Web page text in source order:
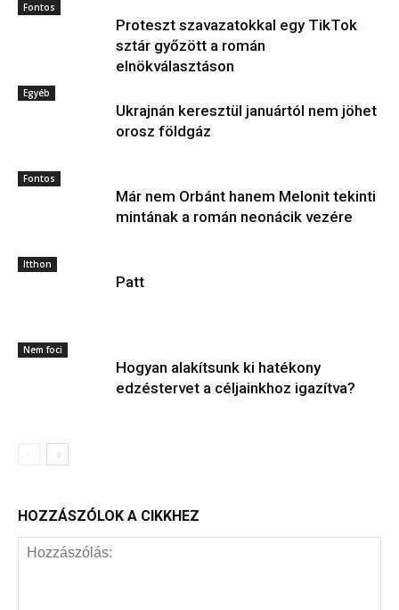
Fontos
Proteszt szavazatokkal egy TikTok
sztár győzött a román
elnökválasztáson
Egyéb
Ukrajnán keresztül januártól nem jöhet
orosz földgáz
Fontos
Már nem Orbánt hanem Melonit tekinti
mintának a román neonácik vezére
Itthon
Patt
Nem foci
Hogyan alakítsunk ki hatékony
edzéstervet a céljainkhoz igazítva?
HOZZÁSZÓLOK A CIKKHEZ